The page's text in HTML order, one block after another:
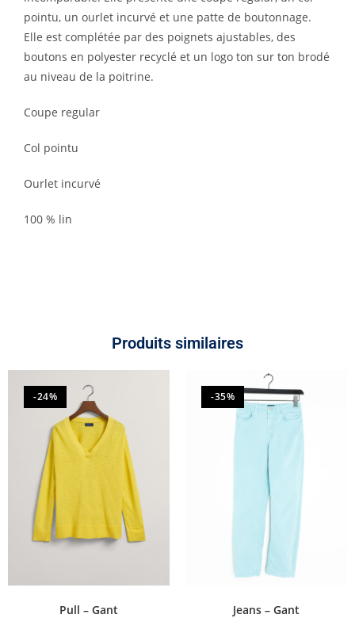
pointu, un ourlet incurvé et une patte de boutonnage.
Elle est complétée par des poignets ajustables, des
boutons en polyester recyclé et un logo ton sur ton brodé
au niveau de la poitrine.
Coupe regular
Col pointu
Ourlet incurvé
100 % lin
Produits similaires
-24%
Pull – Gant
-35%
Jeans – Gant